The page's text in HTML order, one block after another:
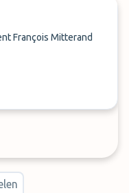
François Mitterand